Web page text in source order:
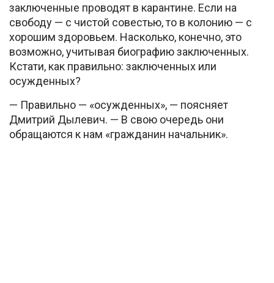
заключенные проводят в карантине. Если на
свободу — с чистой совестью, то в колонию — с
хорошим здоровьем. Насколько, конечно, это
возможно, учитывая биографию заключенных.
Кстати, как правильно: заключенных или
осужденных?
— Правильно — «осужденных», — поясняет
Дмитрий Дылевич. — В свою очередь они
обращаются к нам «гражданин начальник».